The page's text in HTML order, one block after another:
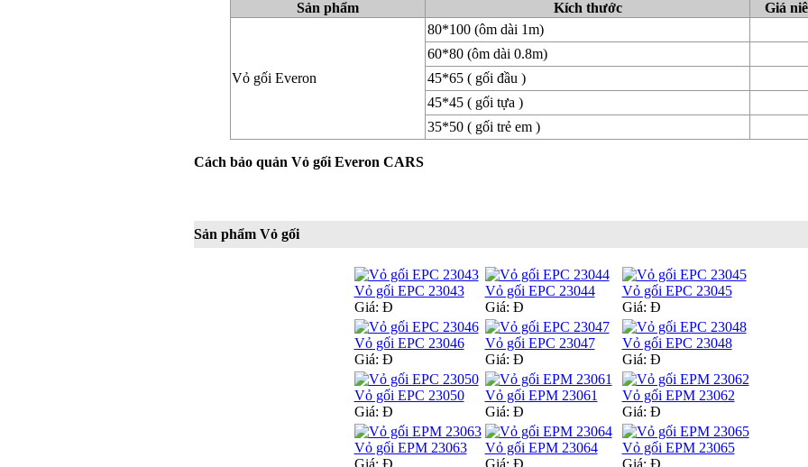
Sản phẩm
Kích thước Giá
Vỏ gối Everon
80*100 (ôm dài 1m)
60*80 (ôm dài 0.8m)
45*65 ( gối đầu )
45*45 ( gối tựa )
35*50 ( gối trẻ em )
Cách bảo quản Vỏ gối Everon CARS
Sản phẩm Vỏ gối
Vỏ gối EPC 23043
Giá: Đ
Vỏ gối EPC 23044
Giá: Đ
Vỏ gối EPC 23045
Giá: Đ
Vỏ gối EPC 23046
Giá: Đ
Vỏ gối EPC 23047
Giá: Đ
Vỏ gối EPC 23048
Giá: Đ
Vỏ gối EPC 23050
Giá: Đ
Vỏ gối EPM 23061
Giá: Đ
Vỏ gối EPM 23062
Giá: Đ
Vỏ gối EPM 23063
Giá: Đ
Vỏ gối EPM 23064
Giá: Đ
Vỏ gối EPM 23065
Giá: Đ